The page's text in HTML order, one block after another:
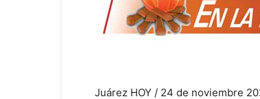
Juárez HOY / 24 de noviembre